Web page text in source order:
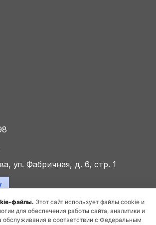
файлы. Этот сайт использует файлы cookie и
для обеспечения работы сайта, аналитики и
обслуживания в соответствии с Федеральным
ул. Фабричная, д. 6, стр. 1